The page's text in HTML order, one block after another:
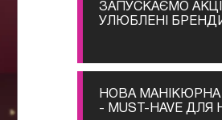
ЗАПУСКАЄМО
УЛЮБЛЕНІ
НОВА МАНІКЮРНА
- MUST-HAVE